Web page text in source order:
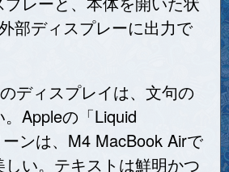
部ディスプレーに出力で
ディスプレイは、文句の
Appleの「Liquid
ンは、M4 MacBook Airで
しい。テキストは鮮明かつ